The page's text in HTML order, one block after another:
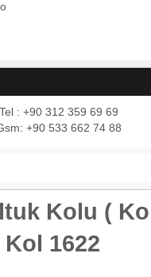
Tel : +90 312 359 69 69
+90 533 662 74 88
Kolu (
1622